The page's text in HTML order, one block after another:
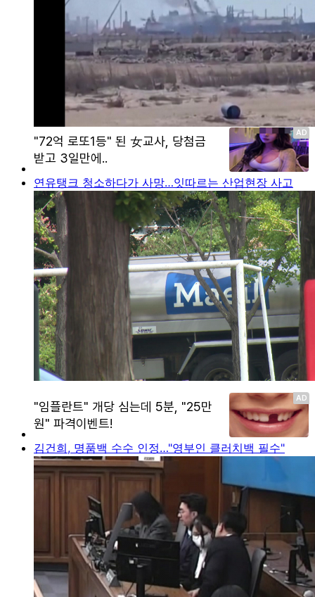
연유탱크 청소하다가 사망…잇따르는 산업현장 사고
김건희, 명품백 수수 인정…"영부인 클러치백 필수"